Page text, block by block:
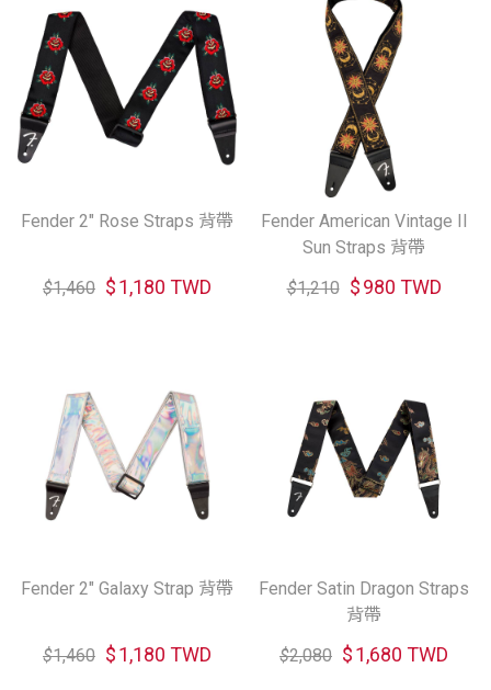
Fender 2" Rose Straps 背帶
$1,460 $1,180 TWD
Fender American Vintage II
Sun Straps 背帶
$1,210 $980 TWD
Fender 2" Galaxy Strap 背帶
$1,460 $1,180 TWD
Fender Satin Dragon Straps
背帶
$2,080 $1,680 TWD